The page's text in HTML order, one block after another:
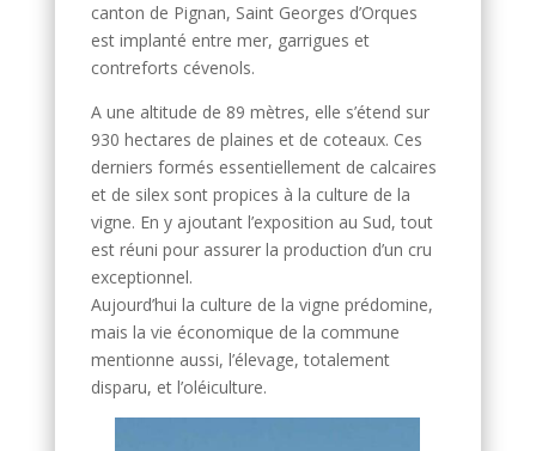
canton de Pignan, Saint Georges d’Orques
est implanté entre mer, garrigues et
contreforts cévenols.
A une altitude de 89 mètres, elle s’étend sur
930 hectares de plaines et de coteaux. Ces
derniers formés essentiellement de calcaires
et de silex sont propices à la culture de la
vigne. En y ajoutant l’exposition au Sud, tout
est réuni pour assurer la production d’un cru
exceptionnel.
Aujourd’hui la culture de la vigne prédomine,
mais la vie économique de la commune
mentionne aussi, l’élevage, totalement
disparu, et l’oléiculture.